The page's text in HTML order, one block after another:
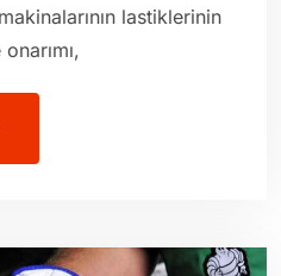
lastiklerinin